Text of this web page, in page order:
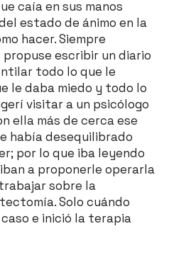
caía en sus manos
estado de ánimo en la
hacer. Siempre
escribir un diario
todo lo que le
le daba miedo y todo lo
visitar a un psicólogo
ella más de cerca ese
había desequilibrado
por lo que iba leyendo
a proponerle operarla
sobre la
Solo cuándo
e inició la terapia